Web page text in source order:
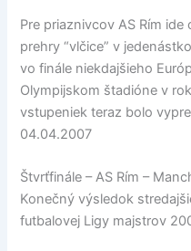
Pre priaznivcov AS Rím
prehry “vlčice” v
vo finále niekdajšieho
Olympijskom štadióne v
vstupeniek teraz bolo
04.04.2007
Štvrťfinále – AS Rím –
Konečný výsledok
futbalovej Ligy majstrov